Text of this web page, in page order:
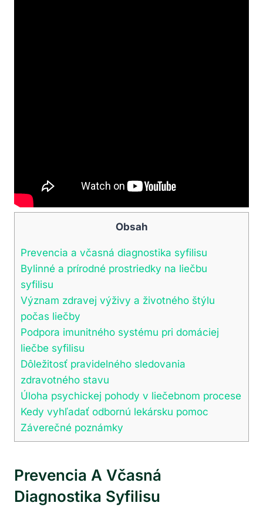
Obsah
Prevencia a včasná ‌diagnostika syfilisu
Bylinné a prírodné prostriedky ⁤na liečbu
syfilisu
Význam‌ zdravej výživy a životného​ štýlu
počas liečby
Podpora imunitného systému ‍pri domáciej
⁣liečbe syfilisu
Dôležitosť ‌pravidelného sledovania
zdravotného stavu
Úloha ⁢psychickej pohody v liečebnom ⁤procese
Kedy vyhľadať odbornú⁤ lekársku pomoc
Záverečné poznámky
Prevencia A Včasná
‌diagnostika Syfilisu